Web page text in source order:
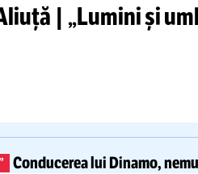
| „Lumini și
Conducerea lui Dinamo,